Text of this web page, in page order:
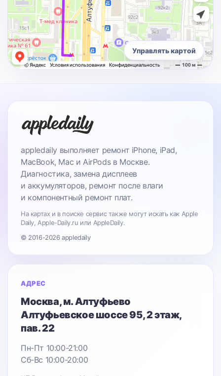
Управлять картой
appledaily выполняет ремонт iPhone, iPad,
MacBook, Mac и AirPods в Москве.
Диагностика, замена дисплеев
и аккумуляторов, ремонт после влаги
и компонентный ремонт плат.
На картах и в поиске сервис также могут искать как Apple
Daily, Apple-Daily.ru или AppleDaily.
© 2016-2026 appledaily
АДРЕС
Москва, м. Алтуфьево
Алтуфьевское шоссе 95, 2 этаж,
пав. 22
Пн-Пт 10:00-21:00
Сб-Вс 10:00-20:00